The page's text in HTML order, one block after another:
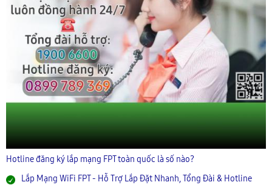
Hotline đăng ký lắp mạng FPT toàn quốc là số nào?
Lắp Mạng WiFi FPT - Hỗ Trợ Lắp Đặt Nhanh, Tổng Đài & Hotline